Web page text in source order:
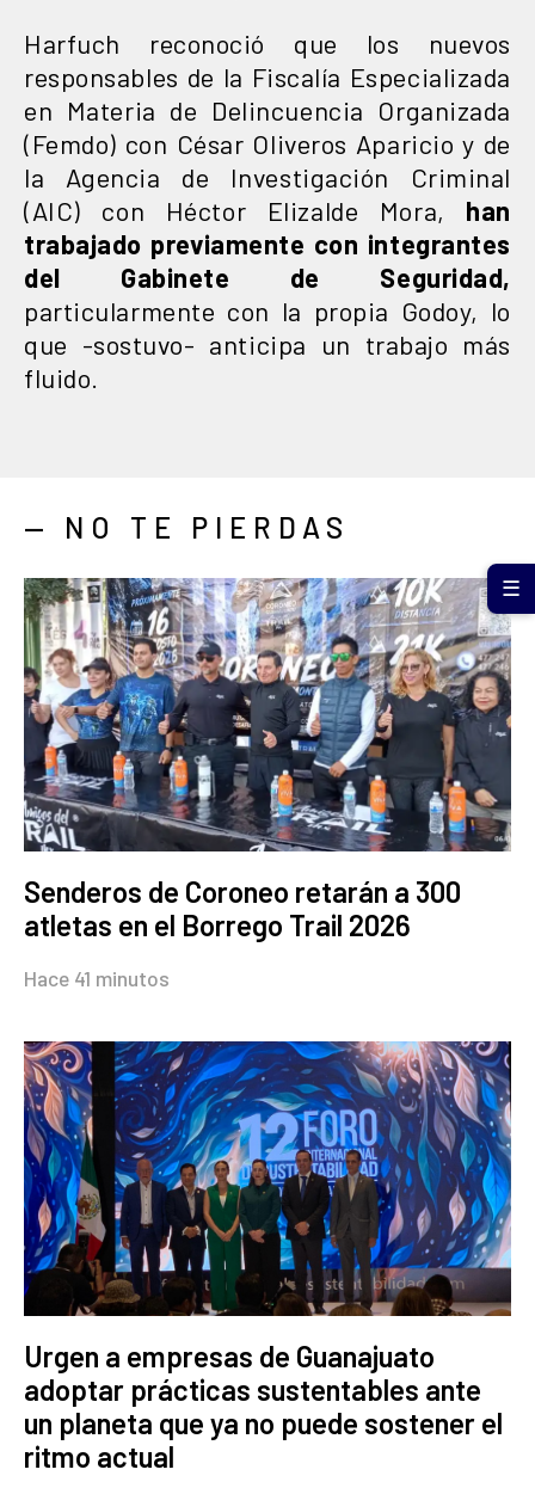
Harfuch reconoció que los nuevos
responsables de la Fiscalía Especializada
en Materia de Delincuencia Organizada
(Femdo) con César Oliveros Aparicio y de
la Agencia de Investigación Criminal
(AIC) con Héctor Elizalde Mora, han
trabajado previamente con integrantes
del Gabinete de Seguridad,
particularmente con la propia Godoy, lo
que -sostuvo- anticipa un trabajo más
fluido.
— NO TE PIERDAS
Senderos de Coroneo retarán a 300
atletas en el Borrego Trail 2026
Hace 41 minutos
Urgen a empresas de Guanajuato
adoptar prácticas sustentables ante
un planeta que ya no puede sostener el
ritmo actual
☰